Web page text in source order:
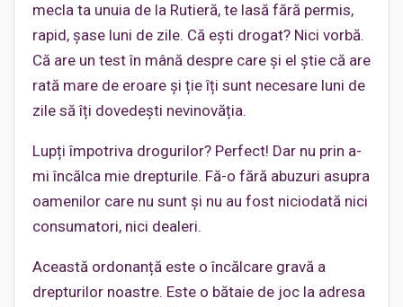
mecla ta unuia de la Rutieră, te lasă fără permis,
rapid, șase luni de zile. Că ești drogat? Nici vorbă.
Că are un test în mână despre care și el știe că are
rată mare de eroare și ție îți sunt necesare luni de
zile să îți dovedești nevinovăția.
Lupți împotriva drogurilor? Perfect! Dar nu prin a-
mi încălca mie drepturile. Fă-o fără abuzuri asupra
oamenilor care nu sunt și nu au fost niciodată nici
consumatori, nici dealeri.
Această ordonanță este o încălcare gravă a
drepturilor noastre. Este o bătaie de joc la adresa